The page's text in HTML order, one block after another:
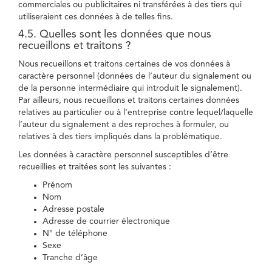
commerciales ou publicitaires ni transférées à des tiers qui
utiliseraient ces données à de telles fins.
4.5. Quelles sont les données que nous
recueillons et traitons ?
Nous recueillons et traitons certaines de vos données à
caractère personnel (données de l’auteur du signalement ou
de la personne intermédiaire qui introduit le signalement).
Par ailleurs, nous recueillons et traitons certaines données
relatives au particulier ou à l’entreprise contre lequel/laquelle
l’auteur du signalement a des reproches à formuler, ou
relatives à des tiers impliqués dans la problématique.
Les données à caractère personnel susceptibles d’être
recueillies et traitées sont les suivantes :
Prénom
Nom
Adresse postale
Adresse de courrier électronique
N° de téléphone
Sexe
Tranche d’âge